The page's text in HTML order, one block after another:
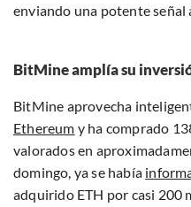
enviando una potente señal
BitMine amplía su
BitMine aprovecha
Ethereum y ha comprado
valorados en
domingo, ya se había
adquirido ETH por casi 200